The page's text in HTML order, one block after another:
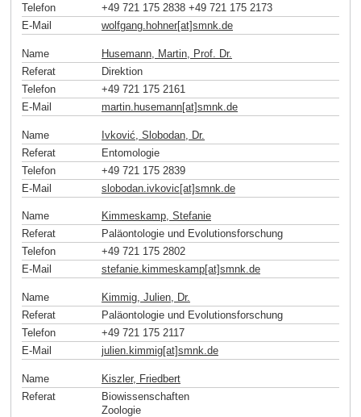
Telefon
+49 721 175 2838 +49 721 175 2173
E-Mail
wolfgang.hohner[at]smnk de
Name
Husemann, Martin, Prof. Dr.
Referat
Direktion
Telefon
+49 721 175 2161
E-Mail
martin.husemann[at]smnk de
Name
Ivković, Slobodan, Dr.
Referat
Entomologie
Telefon
+49 721 175 2839
E-Mail
slobodan.ivkovic[at]smnk de
Name
Kimmeskamp, Stefanie
Referat
Paläontologie und Evolutionsforschung
Telefon
+49 721 175 2802
E-Mail
stefanie.kimmeskamp[at]smnk.de
Name
Kimmig, Julien, Dr.
Referat
Paläontologie und Evolutionsforschung
Telefon
+49 721 175 2117
E-Mail
julien.kimmig[at]smnk.de
Name
Kiszler, Friedbert
Referat
Biowissenschaften
Zoologie